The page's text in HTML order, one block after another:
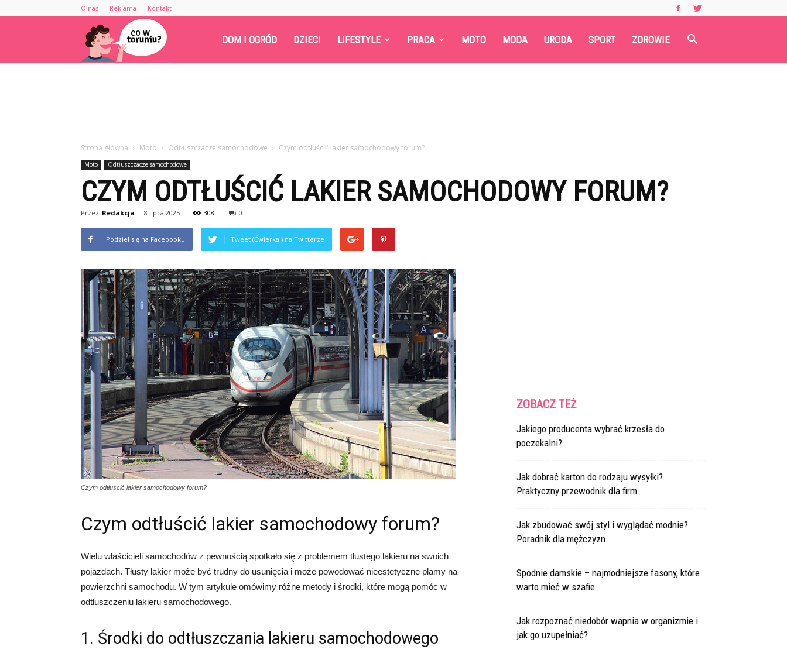
O nas Reklama Kontakt
Cowtoruniu.pl DOM I OGRÓD DZIECI LIFESTYLE PRACA MOTO MODA URODA SPORT ZDROWIE
Strona główna Moto Odtłuszczacze samochodowe Czym odtłuścić lakier samochodowy forum?
Moto Odtłuszczacze samochodowe
CZYM ODTŁUŚCIĆ LAKIER SAMOCHODOWY FORUM?
Przez Redakcja - 8 lipca 2025 308 0
Podziel się na Facebooku Tweet (Ćwierkaj) na Twitterze
Czym odtłuścić lakier samochodowy forum?
Czym odtłuścić lakier samochodowy forum?
Wielu właścicieli samochodów z pewnością spotkało się z problemem tłustego lakieru na swoich
pojazdach. Tłusty lakier może być trudny do usunięcia i może powodować nieestetyczne plamy na
powierzchni samochodu. W tym artykule omówimy różne metody i środki, które mogą pomóc w
odtłuszczeniu lakieru samochodowego.
1. Środki do odtłuszczania lakieru samochodowego
ZOBACZ TEŻ
Jakiego producenta wybrać krzesła do
poczekalni?
Jak dobrać karton do rodzaju wysyłki?
Praktyczny przewodnik dla firm
Jak zbudować swój styl i wyglądać modnie?
Poradnik dla mężczyzn
Spodnie damskie – najmodniejsze fasony, które
warto mieć w szafie
Jak rozpoznać niedobór wapnia w organizmie i
jak go uzupełniać?